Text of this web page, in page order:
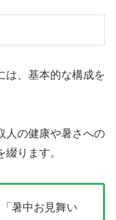
は、基本的な構成を
人の健康や暑さへの
ります。
暑中お見舞い